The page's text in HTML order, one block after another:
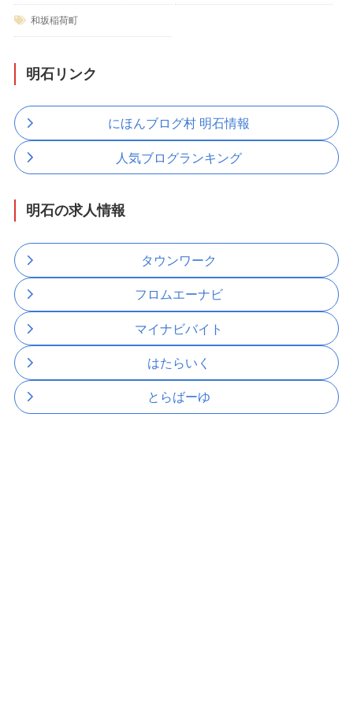
和坂稲荷町
明石リンク
にほんブログ村 明石情報
人気ブログランキング
明石の求人情報
タウンワーク
フロムエーナビ
マイナビバイト
はたらいく
とらばーゆ